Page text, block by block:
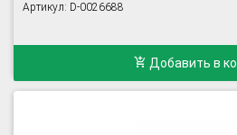
Артикул: D-0026688
Добавить в